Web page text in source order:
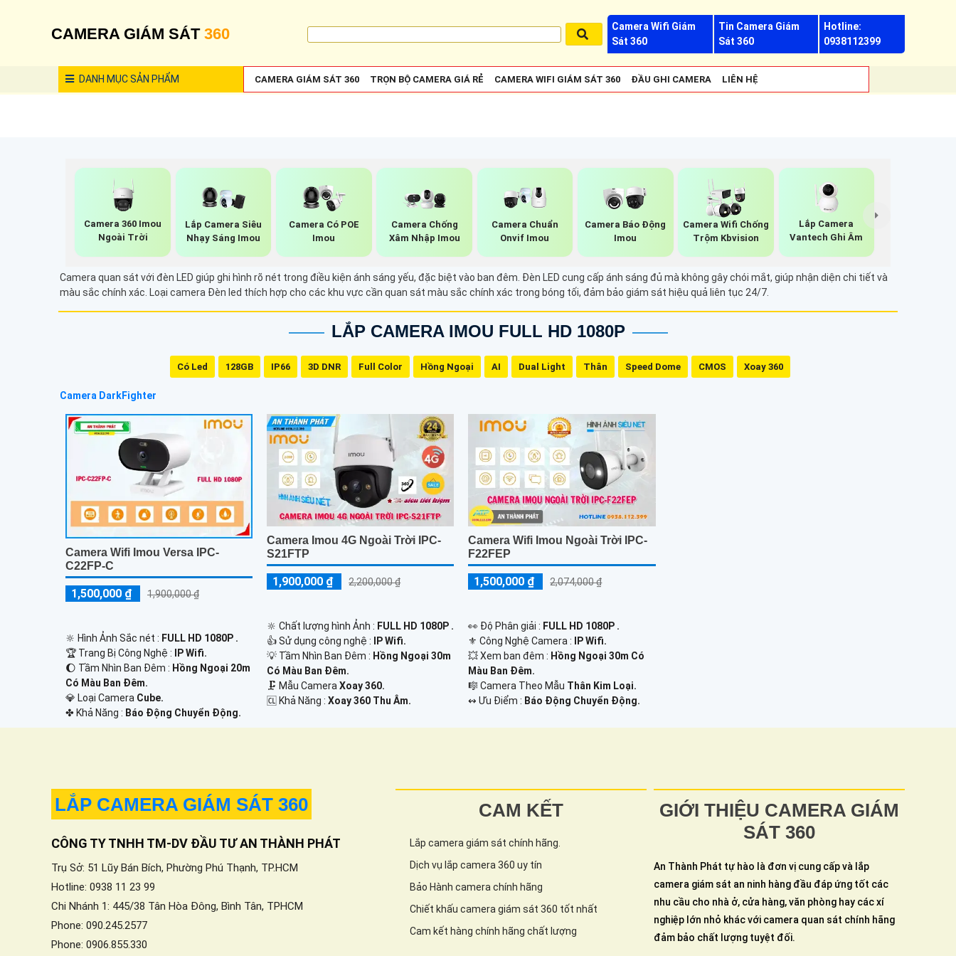
CAMERA GIÁM SÁT 360
Camera Wifi Giám
Sát 360
Tin Camera Giám
Sát 360
Hotline:
0938112399
DANH MỤCSẢN PHẨM CAMERA GIÁM SÁT 360 TRỌN BỘ CAMERA GIÁ RẺ CAMERA WIFI GIÁM SÁT 360 ĐẦU GHI CAMERA LIÊN HỆ
Camera 360 Imou
Ngoài Trời
Lắp Camera Siêu
Nhạy Sáng Imou
Camera Có POE
Imou
Camera Chống
Xâm Nhập Imou
Camera Chuẩn
Onvif Imou
Camera Báo Động
Imou
Camera Wifi Chống
Trộm Kbvision
Lắp Camera
Vantech Ghi Âm
Camera quan sát với đèn LED giúp ghi hình rõ nét trong điều kiện ánh sáng yếu, đặc biệt vào ban đêm. Đèn LED cung cấp ánh sáng đủ mà không gây chói mắt, giúp nhận diện chi tiết và
màu sắc chính xác. Loại camera Đèn led thích hợp cho các khu vực cần quan sát màu sắc chính xác trong bóng tối, đảm bảo giám sát hiệu quả liên tục 24/7.
LẮP CAMERA IMOU FULL HD 1080P
Có Led 128GB IP66 3D DNR Full Color Hồng Ngoại AI Dual Light Thân Speed Dome CMOS Xoay 360
Camera DarkFighter
Camera Wifi Imou Versa IPC-
C22FP-C
1,500,000 ₫ 1,900,000 ₫
🔆 Hình Ảnh Sắc nét : FULL HD 1080P .
🏆 Trang Bị Công Nghệ :
IP Wifi.
🌔 Tầm Nhìn Ban Đêm : Hồng Ngoại 20m
Có Màu Ban Đêm.
💎 Loại Camera Cube.
️✤ Khả Năng : Báo Động Chuyển Động.
Camera Imou 4G Ngoài Trời IPC-
S21FTP
1,900,000 ₫ 2,200,000 ₫
🔆 Chất lượng hình Ảnh : FULL HD 1080P .
👍 Sử dụng công nghệ :
IP Wifi.
💡 Tầm Nhìn Ban Đêm : Hồng Ngoại 30m
Có Màu Ban Đêm.
🗜️ Mẫu CameraXoay 360.
️🆑 Khả Năng :Xoay 360 Thu Âm.
Camera Wifi Imou Ngoài Trời IPC-
F22FEP
1,500,000 ₫ 2,074,000 ₫
️👀 Độ Phân giải : FULL HD 1080P .
⚜️ Công Nghệ Camera :
IP Wifi.
💥 Xem ban đêm : Hồng Ngoại 30m Có
Màu Ban Đêm.
🎼️ Camera Theo Mẫu Thân Kim Loại.
️↭ Ưu Điểm : Báo Động Chuyển Động.
LẮP CAMERA GIÁM SÁT 360
CÔNG TY TNHH TM-DV ĐẦU TƯ AN THÀNH PHÁT
Trụ Sở: 51 Lũy Bán Bích, Phường Phú Thạnh, TP.HCM
Hotline: 0938 11 23 99
Chi Nhánh 1: 445/38 Tân Hòa Đông, Bình Tân, TPHCM
Phone: 090.245.2577
Phone: 0906.855.330
CAM KẾT
Lắp camera giám sát chính hãng.
Dịch vụ lắp camera 360 uy tín
Bảo Hành camera chính hãng
Chiết khấu camera giám sát 360 tốt nhất
Cam kết hàng chính hãng chất lượng
GIỚI THIỆU CAMERA GIÁM
SÁT 360
An Thành Phát tự hào là đơn vị cung cấp và lắp
camera giám sát an ninh hàng đầu đáp ứng tốt các
nhu cầu cho nhà ở, cửa hàng, văn phòng hay các xí
nghiệp lớn nhỏ khác với camera quan sát chính hãng
đảm bảo chất lượng tuyệt đối.